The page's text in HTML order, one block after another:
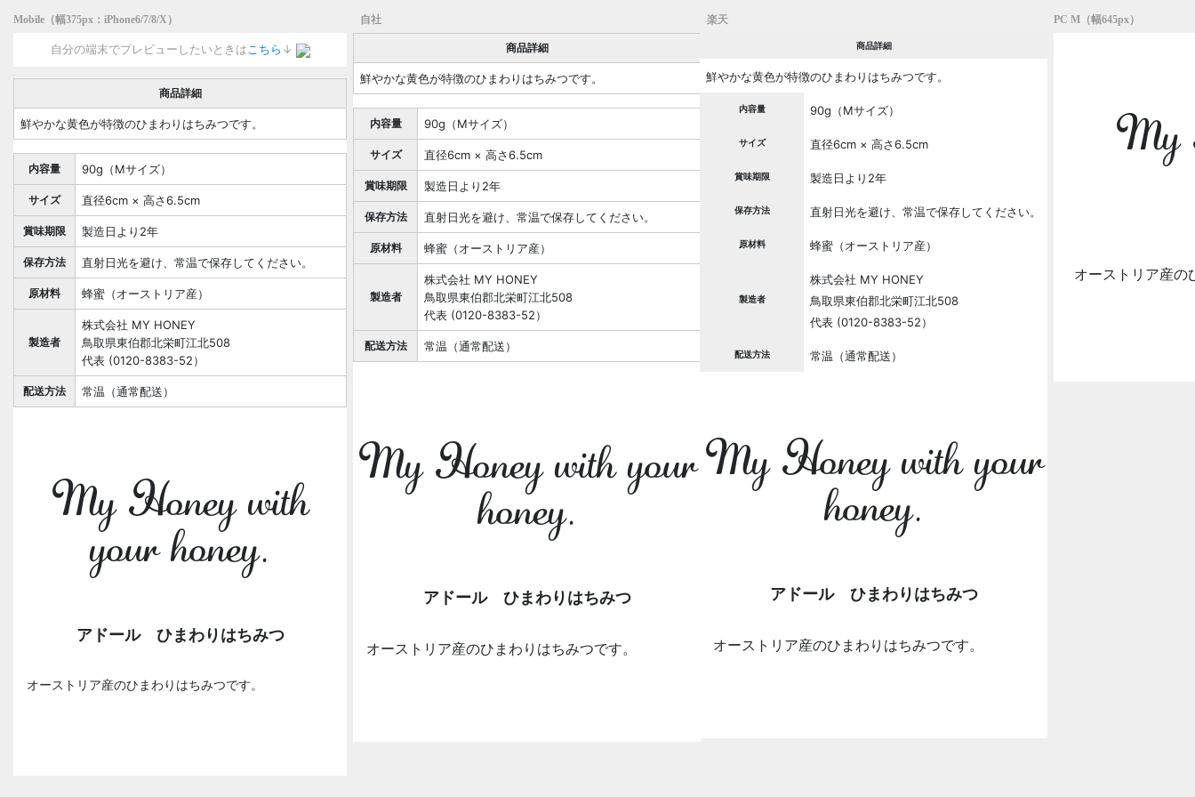
Mobile（幅375px：iPhone6/7/8/X）
自分の端末でプレビューしたいときはこちら ↓
商品詳細
鮮やかな黄色が特徴のひまわりはちみつです。
内容量 90g（Mサイズ）
サイズ 直径6cm × 高さ6.5cm
賞味期限 製造日より2年
保存方法 直射日光を避け、常温で保存してください。
原材料 蜂蜜（オーストリア産）
製造者
株式会社 MY HONEY
鳥取県東伯郡北栄町江北508
代表 (0120-8383-52）
配送方法 常温（通常配送）
My Honey with
your honey.
アドール ひまわりはちみつ
オーストリア産のひまわりはちみつです。
自社
商品詳細
鮮やかな黄色が特徴のひまわりはちみつです。
内容量 90g（Mサイズ）
サイズ 直径6cm × 高さ6.5cm
賞味期限 製造日より2年
保存方法 直射日光を避け、常温で保存してください。
原材料 蜂蜜（オーストリア産）
製造者
株式会社 MY HONEY
鳥取県東伯郡北栄町江北508
代表 (0120-8383-52）
配送方法 常温（通常配送）
My Honey with your
honey.
アドール ひまわりはちみつ
オーストリア産のひまわりはちみつです。
楽天
商品詳細
鮮やかな黄色が特徴のひまわりはちみつです。
内容量 90g（Mサイズ）
サイズ 直径6cm × 高さ6.5cm
賞味期限 製造日より2年
保存方法 直射日光を避け、常温で保存してください。
原材料 蜂蜜（オーストリア産）
製造者
株式会社 MY HONEY
鳥取県東伯郡北栄町江北508
代表 (0120-8383-52）
配送方法 常温（通常配送）
My Honey with your
honey.
アドール ひまわりはちみつ
オーストリア産のひまわりはちみつです。
PC M（幅645px）
My
オーストリア産の